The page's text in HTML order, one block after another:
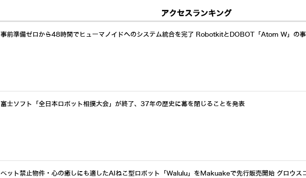
アクセスランキング
事前準備ゼロから48時間でヒューマノイドへのシステム統合を完了 RobotkitとDOBOT「Atom W」の
富士ソフト「全日本ロボット相撲大会」が終了、37年の歴史に幕を閉じることを発表
ペット禁止物件・心の癒しにも適したAIねこ型ロボット「Walulu」をMakuakeで先行販売開始 グロウス